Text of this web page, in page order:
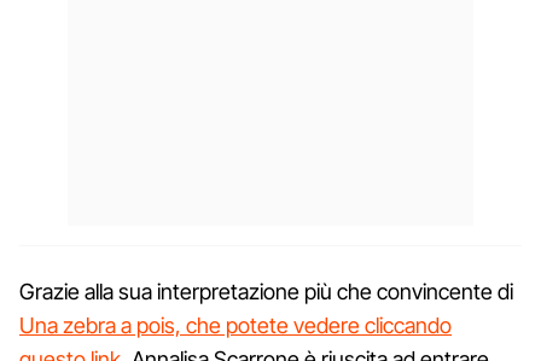
Grazie alla sua interpretazione più che convincente di
Una zebra a pois, che potete vedere cliccando